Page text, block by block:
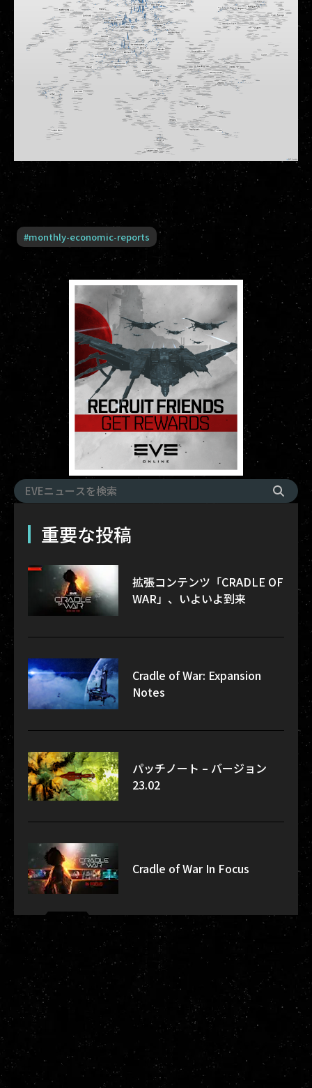
#monthly-economic-reports
重要な投稿
拡張コンテンツ「CRADLE OF
WAR」、いよいよ到来
Cradle of War: Expansion
Notes
パッチノート – バージョン
23.02
Cradle of War In Focus